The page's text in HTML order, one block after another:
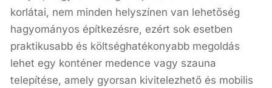
korlátai, nem minden helyszínen van lehetőség
hagyományos építkezésre, ezért sok esetben
praktikusabb és költséghatékonyabb megoldás
lehet egy konténer medence vagy szauna
telepítése, amely gyorsan kivitelezhető és mobilis